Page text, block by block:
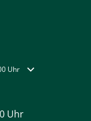
Uhr
Uhr